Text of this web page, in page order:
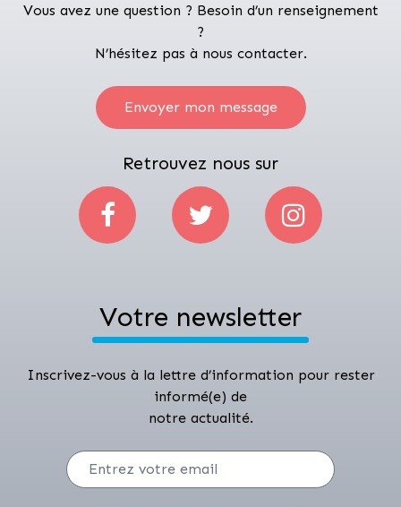
Vous avez une question ? Besoin d’un renseignement
?
N’hésitez pas à nous contacter.
Envoyer mon message
Retrouvez nous sur
Votre newsletter
Inscrivez-vous à la lettre d’information pour rester
informé(e) de
notre actualité.